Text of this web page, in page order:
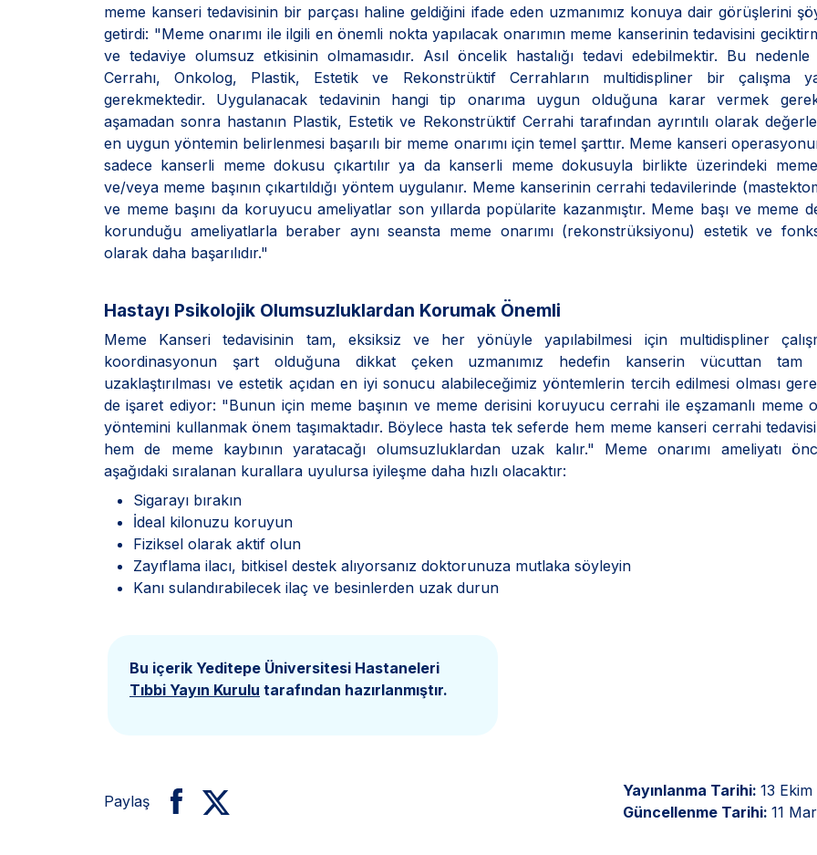
meme kanseri tedavisinin bir parçası haline geldiğini ifade eden uzmanımız konuya dair görüşlerini
getirdi: "Meme onarımı ile ilgili en önemli nokta yapılacak onarımın meme kanserinin tedavisini
ve tedaviye olumsuz etkisinin olmamasıdır. Asıl öncelik hastalığı tedavi edebilmektir. Bu nedenle
Cerrahı, Onkolog, Plastik, Estetik ve Rekonstrüktif Cerrahların multidispliner bir çalışma
gerekmektedir. Uygulanacak tedavinin hangi tip onarıma uygun olduğuna karar vermek
aşamadan sonra hastanın Plastik, Estetik ve Rekonstrüktif Cerrahi tarafından ayrıntılı olarak
en uygun yöntemin belirlenmesi başarılı bir meme onarımı için temel şarttır. Meme kanseri
sadece kanserli meme dokusu çıkartılır ya da kanserli meme dokusuyla birlikte üzerindeki
ve/veya meme başının çıkartıldığı yöntem uygulanır. Meme kanserinin cerrahi tedavilerinde
ve meme başını da koruyucu ameliyatlar son yıllarda popülarite kazanmıştır. Meme başı ve meme
korunduğu ameliyatlarla beraber aynı seansta meme onarımı (rekonstrüksiyonu) estetik ve
olarak daha başarılıdır."
Hastayı Psikolojik Olumsuzluklardan Korumak Önemli
Meme Kanseri tedavisinin tam, eksiksiz ve her yönüyle yapılabilmesi için multidispliner
koordinasyonun şart olduğuna dikkat çeken uzmanımız hedefin kanserin vücuttan tam
uzaklaştırılması ve estetik açıdan en iyi sonucu alabileceğimiz yöntemlerin tercih edilmesi olması
de işaret ediyor: "Bunun için meme başının ve meme derisini koruyucu cerrahi ile eşzamanlı meme
yöntemini kullanmak önem taşımaktadır. Böylece hasta tek seferde hem meme kanseri cerrahi
hem de meme kaybının yaratacağı olumsuzluklardan uzak kalır." Meme onarımı ameliyatı
aşağıdaki sıralanan kurallara uyulursa iyileşme daha hızlı olacaktır:
Sigarayı bırakın
İdeal kilonuzu koruyun
Fiziksel olarak aktif olun
Zayıflama ilacı, bitkisel destek alıyorsanız doktorunuza mutlaka söyleyin
Kanı sulandırabilecek ilaç ve besinlerden uzak durun
Bu içerik Yeditepe Üniversitesi Hastaneleri
Tıbbi Yayın Kurulu tarafından hazırlanmıştır.
Paylaş
Yayınlanma Tarihi: 13
Güncellenme Tarihi: 11